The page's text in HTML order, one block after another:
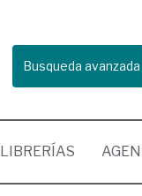
Busqueda avanzada
LIBRERÍAS